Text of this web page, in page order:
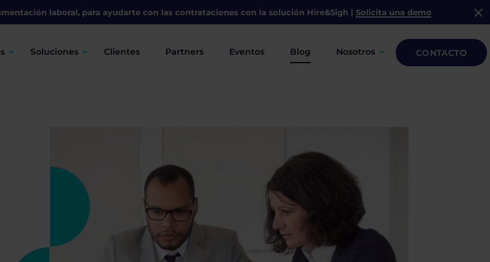
laboral, para ayudarte con las contrataciones con la solución Hire&Sigh | Solicita una demo
Soluciones Clientes Partners Eventos Blog Nosotros CONTACTO